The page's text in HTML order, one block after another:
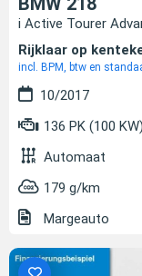
i Active Tourer
Rijklaar op
incl. BPM, btw en
10/2017
136 PK (100 KW)
Automaat
179 g/km
Margeauto